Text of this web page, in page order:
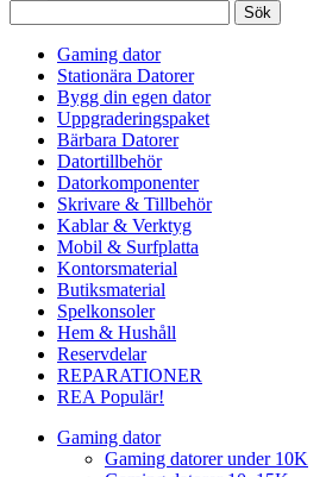
Sök
Gaming dator
Stationära Datorer
Bygg din egen dator
Uppgraderingspaket
Bärbara Datorer
Datortillbehör
Datorkomponenter
Skrivare & Tillbehör
Kablar & Verktyg
Mobil & Surfplatta
Kontorsmaterial
Butiksmaterial
Spelkonsoler
Hem & Hushåll
Reservdelar
REPARATIONER
REA Populär!
Gaming dator
Gaming datorer under 10K